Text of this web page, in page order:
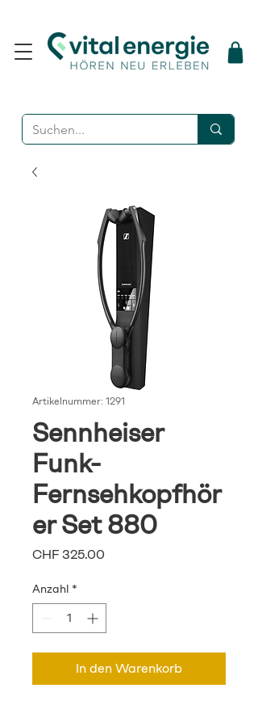
Artikelnummer: 1291
Sennheiser
Funk-
Fernsehkopfhör
er Set 880
CHF 325.00
Anzahl *
In den Warenkorb